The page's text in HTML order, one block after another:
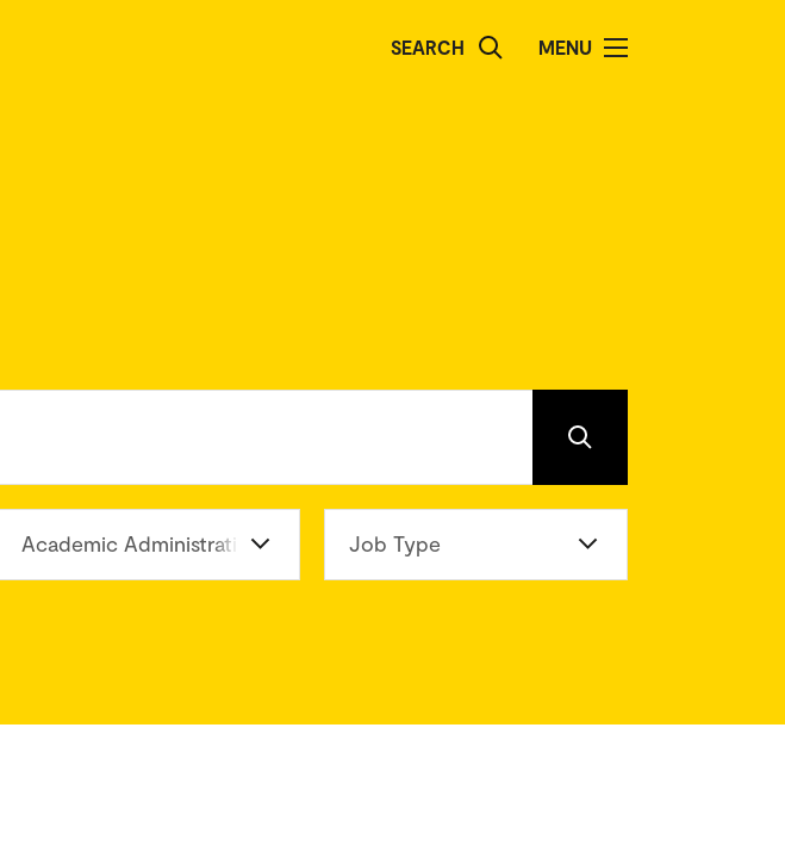
SEARCH MENU
Academic Administration Division Job Type